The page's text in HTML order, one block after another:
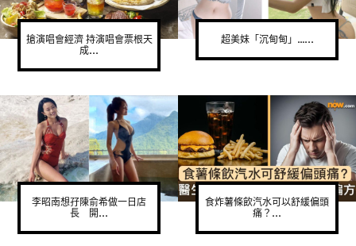
搶演唱會經濟 持演唱會票根天
成...
超美妹「沉甸甸」…...
李昭南想孖陳俞希做一日店
長 開...
食炸薯條飲汽水可以舒緩偏頭
痛？...